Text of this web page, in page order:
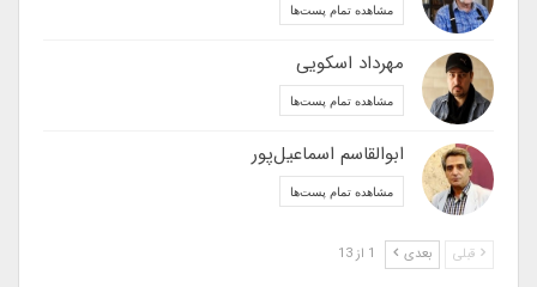
مشاهده تمام پست‌ها
مهرداد اسکویی
مشاهده تمام پست‌ها
ابوالقاسم اسماعیل‌پور
مشاهده تمام پست‌ها
قبلی بعدی